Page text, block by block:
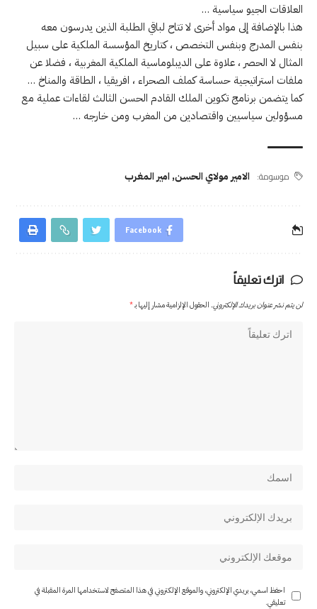
العلاقات الجيو سياسية …
هذا بالإضافة إلى مواد أخرى لا تتاح لباقي الطلبة الذين يدرسون معه
بنفس المدرج وبنفس التخصص ، كتاريخ المؤسسة الملكية على سبيل
المثال لا الحصر ، علاوة على الديبلوماسية الملكية المغربية ، فضلا عن
ملفات استراتيجية حساسة كملف الصحراء ، افريقيا ، الطاقة والمناخ …
كما يتضمن برنامج تكوين الملك القادم الحسن الثالث لقاءات عملية مع
مسؤولين سياسيين واقتصادين من المغرب ومن خارجه …
موسومة: الامير مولاي الحسن,امير المغرب
Facebook
اترك تعليقاً
لن يتم نشر عنوان بريدك الإلكتروني. الحقول الإلزامية مشار إليها بـ*
احفظ اسمي، بريدي الإلكتروني، والموقع الإلكتروني في هذا المتصفح لاستخدامها المرة المقبلة في
تعليقي.